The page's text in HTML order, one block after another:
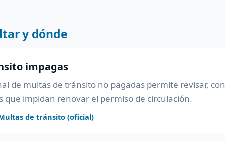
y dónde
impagas
de multas de tránsito no pagadas permite revisar,
que impidan renovar el permiso de circulación.
de tránsito (oficial)